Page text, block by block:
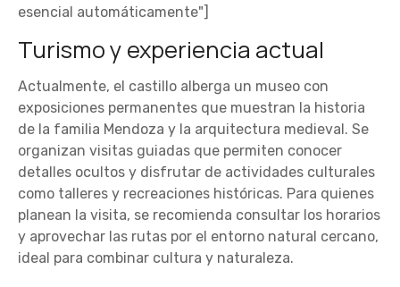
esencial automáticamente"]
Turismo y experiencia actual
Actualmente, el castillo alberga un museo con
exposiciones permanentes que muestran la historia
de la familia Mendoza y la arquitectura medieval. Se
organizan visitas guiadas que permiten conocer
detalles ocultos y disfrutar de actividades culturales
como talleres y recreaciones históricas. Para quienes
planean la visita, se recomienda consultar los horarios
y aprovechar las rutas por el entorno natural cercano,
ideal para combinar cultura y naturaleza.